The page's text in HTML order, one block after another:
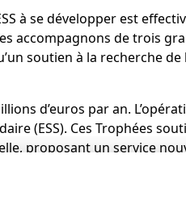
à se développer est
accompagnons de trois
soutien à la recherche de
d’euros par an.
(ESS). Ces Trophées
proposant un service
être mesurés en
parmi les 68 dossiers qui